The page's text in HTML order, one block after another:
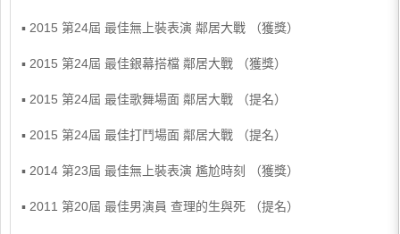
▪ 2015 第24屆 最佳無上裝表演 鄰居大戰 （獲獎）
▪ 2015 第24屆 最佳銀幕搭檔 鄰居大戰 （獲獎）
▪ 2015 第24屆 最佳歌舞場面 鄰居大戰 （提名）
▪ 2015 第24屆 最佳打鬥場面 鄰居大戰 （提名）
▪ 2014 第23屆 最佳無上裝表演 尷尬時刻 （獲獎）
▪ 2011 第20屆 最佳男演員 查理的生與死 （提名）